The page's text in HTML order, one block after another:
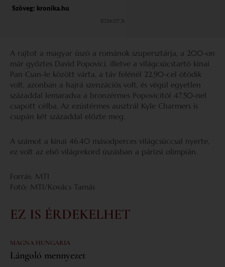
Szöveg: kronika.hu
2024.07.31.
A rajtot a magyar úszó a románok szupersztárja, a 200-on
már győztes David Popovici, illetve a világcsúcstartó kínai
Pan Csan-le között várta, a táv felénél 22.90-cel ötödik
volt, azonban a hajrá szenzációs volt, és végül egyetlen
századdal lemaradva a bronzérmes Popovicitól 47.50-nel
csapott célba. Az ezüstérmes ausztrál Kyle Charmers is
csupán két századdal előzte meg.
A számot a kínai 46.40 másodperces világcsúccsal nyerte,
ez volt az első világrekord úszásban a párizsi olimpián.
Forrás: MTI
Fotó: MTI/Kovács Tamás
EZ IS ÉRDEKELHET
MAGNA HUNGARIA
Lángoló mennyezet